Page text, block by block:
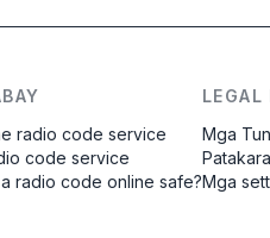
radio code service
code service
radio code online safe?
LEGAL
Mga
Mga